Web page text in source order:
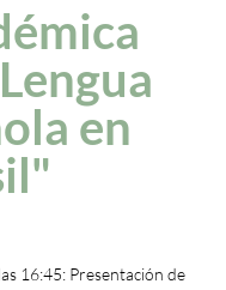
en
16:45: Presentación de